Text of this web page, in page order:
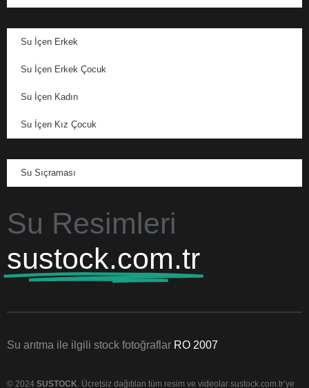
Su İçen Erkek
Su İçen Erkek Çocuk
Su İçen Kadın
Su İçen Kız Çocuk
Su Sıçraması
Su Resimleri
sustock.com.tr
Su arıtma ile ilgili stock fotoğraflar RO 2007
© 2024 SUSTOCK . Ücretsiz dağıtılan tüm resim ve videolar sustock.com.tr’ye